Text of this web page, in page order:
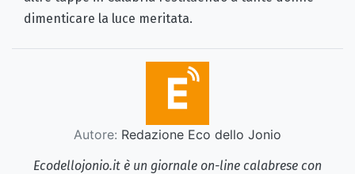
dimenticare la luce meritata.
Autore: Redazione Eco dello Jonio
Ecodellojonio.it è un giornale on-line calabrese con